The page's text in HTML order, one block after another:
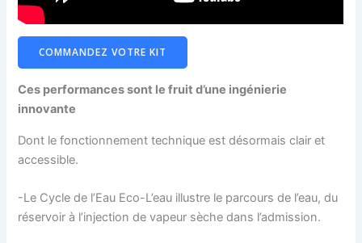
COMMANDEZ VOTRE KIT
Ces performances sont le fruit d’une ingénierie
innovante
Dont le fonctionnement technique est désormais clair et
accessible.
-Le Cycle de l’Eau Eco-L’eau illustre le parcours de l’eau, du
réservoir à l’injection de vapeur sèche dans l’admission.